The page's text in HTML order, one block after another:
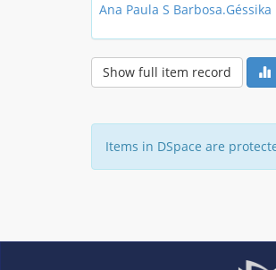
Ana Paula S
Show full item record
Items in DSpace are